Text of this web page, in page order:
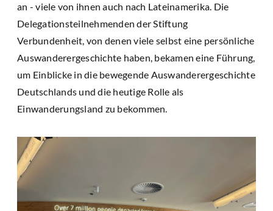
an - viele von ihnen auch nach Lateinamerika. Die
Delegationsteilnehmenden der Stiftung
Verbundenheit, von denen viele selbst eine persönliche
Auswanderergeschichte haben, bekamen eine Führung,
um Einblicke in die bewegende Auswanderergeschichte
Deutschlands und die heutige Rolle als
Einwanderungsland zu bekommen.